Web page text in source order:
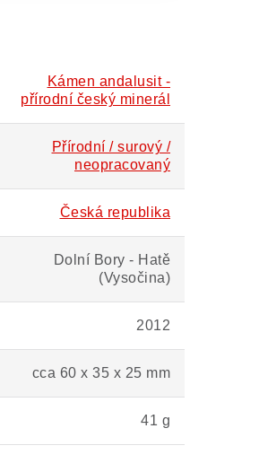
Kámen andalusit -
přírodní český minerál
Přírodní / surový /
neopracovaný
Česká republika
Dolní Bory - Hatě
(Vysočina)
2012
cca 60 x 35 x 25 mm
41 g